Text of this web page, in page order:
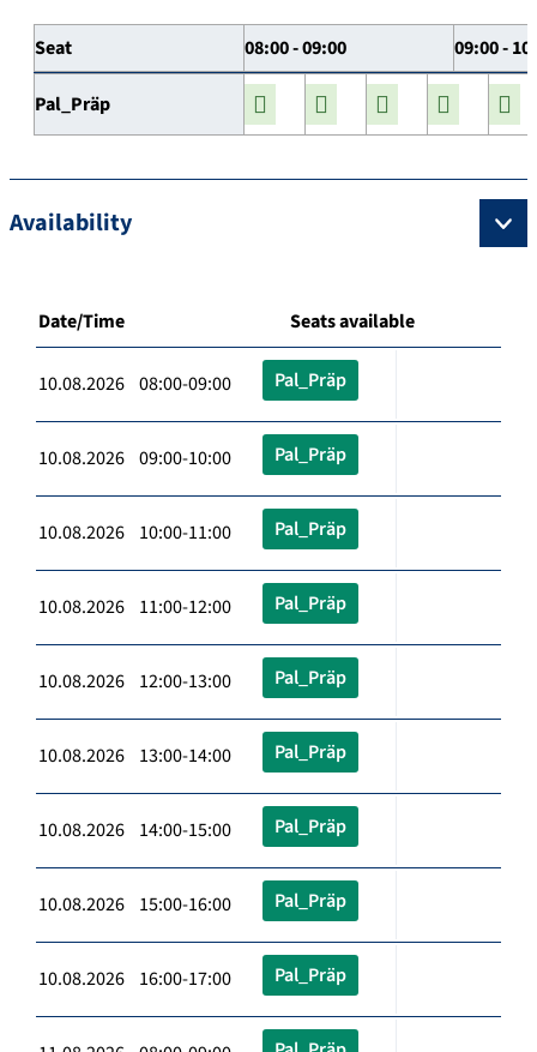
Seat 08:00 - 09:00 09:00 -
Pal_Präp
Availability
Date/Time Seats available
10.08.2026 08:00-09:00 Pal_Präp
10.08.2026 09:00-10:00 Pal_Präp
10.08.2026 10:00-11:00 Pal_Präp
10.08.2026 11:00-12:00 Pal_Präp
10.08.2026 12:00-13:00 Pal_Präp
10.08.2026 13:00-14:00 Pal_Präp
10.08.2026 14:00-15:00 Pal_Präp
10.08.2026 15:00-16:00 Pal_Präp
10.08.2026 16:00-17:00 Pal_Präp